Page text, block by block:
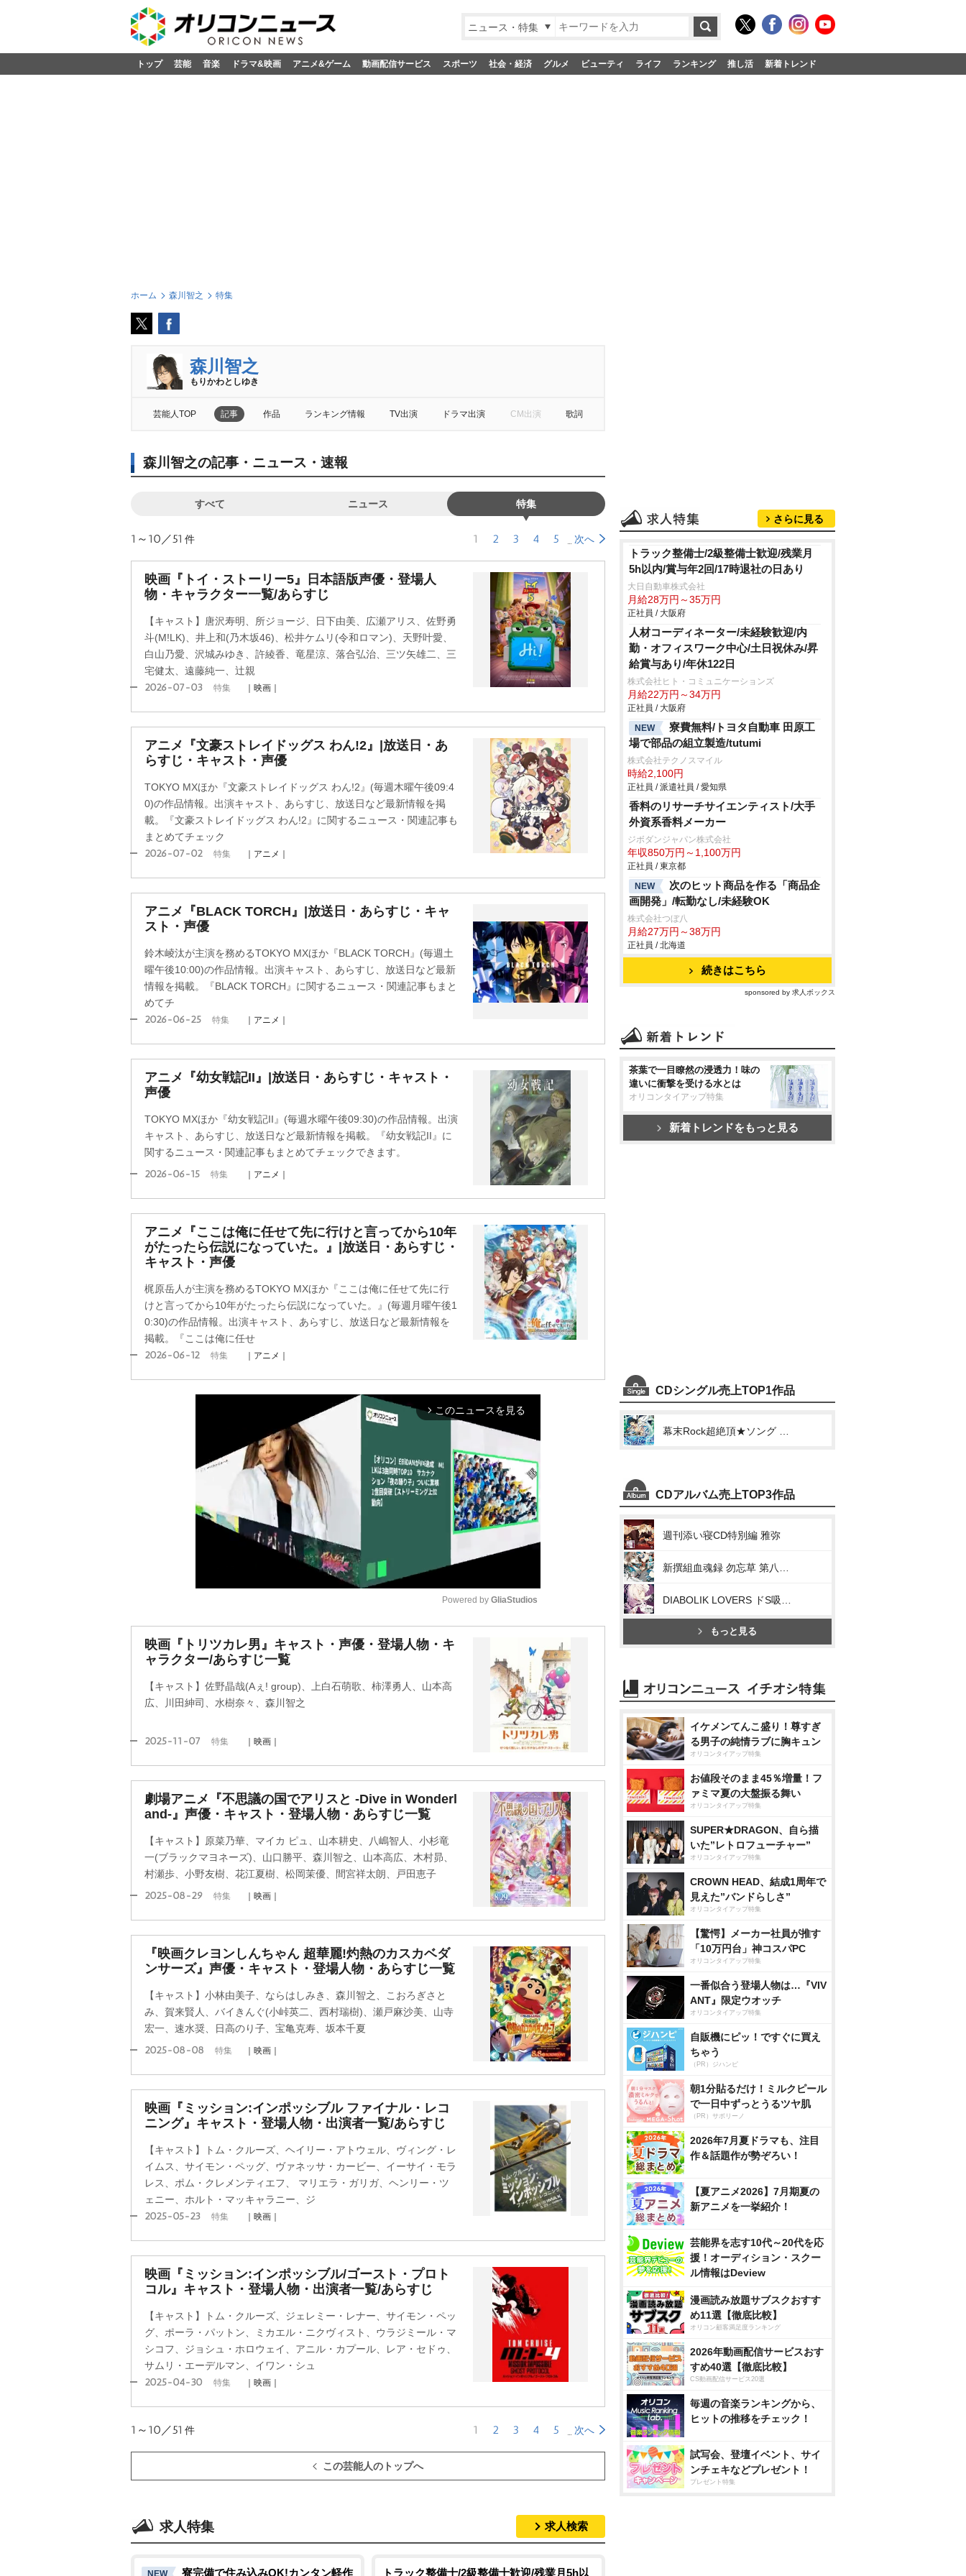
ニュース・特集
トップ 芸能 音楽 ドラマ&映画 アニメ&ゲーム 動画配信サービス スポーツ 社会・経済 グルメ ビューティ ライフ ランキング 推し活 新着トレンド
ホーム 森川智之 特集
森川智之
もりかわとしゆき
芸能人TOP 記事 作品 ランキング情報 TV出演 ドラマ出演 CM出演 歌詞
森川智之の記事・ニュース・速報
すべて ニュース 特集
1～10／51 件 1 2 3 4 5 次へ
映画『トイ・ストーリー5』日本語版声優・登場人
物・キャラクター一覧/あらすじ
【キャスト】唐沢寿明、所ジョージ、日下由美、広瀬アリス、佐野勇
斗(M!LK)、井上和(乃木坂46)、松井ケムリ(令和ロマン)、天野叶愛、
白山乃愛、沢城みゆき、許綾香、竜星涼、落合弘治、三ツ矢雄二、三
宅健太、遠藤純一、辻親
2026-07-03 特集 ｜映画｜
アニメ『文豪ストレイドッグス わん!2』|放送日・あ
らすじ・キャスト・声優
TOKYO MXほか『文豪ストレイドッグス わん!2』(毎週木曜午後09:4
0)の作品情報。出演キャスト、あらすじ、放送日など最新情報を掲
載。『文豪ストレイドッグス わん!2』に関するニュース・関連記事も
まとめてチェック
2026-07-02 特集 ｜アニメ｜
アニメ『BLACK TORCH』|放送日・あらすじ・キャ
スト・声優
鈴木崚汰が主演を務めるTOKYO MXほか『BLACK TORCH』(毎週土
曜午後10:00)の作品情報。出演キャスト、あらすじ、放送日など最新
情報を掲載。『BLACK TORCH』に関するニュース・関連記事もまと
めてチ
2026-06-25 特集 ｜アニメ｜
アニメ『幼女戦記II』|放送日・あらすじ・キャスト・
声優
TOKYO MXほか『幼女戦記II』(毎週水曜午後09:30)の作品情報。出演
キャスト、あらすじ、放送日など最新情報を掲載。『幼女戦記II』に
関するニュース・関連記事もまとめてチェックできます。
2026-06-15 特集 ｜アニメ｜
アニメ『ここは俺に任せて先に行けと言ってから10年
がたったら伝説になっていた。』|放送日・あらすじ・
キャスト・声優
梶原岳人が主演を務めるTOKYO MXほか『ここは俺に任せて先に行
けと言ってから10年がたったら伝説になっていた。』(毎週月曜午後1
0:30)の作品情報。出演キャスト、あらすじ、放送日など最新情報を
掲載。『ここは俺に任せ
2026-06-12 特集 ｜アニメ｜
arrow_forward_ios このニュースを見る
Powered by GliaStudios
映画『トリツカレ男』キャスト・声優・登場人物・キ
ャラクター/あらすじ一覧
【キャスト】佐野晶哉(Aぇ! group)、上白石萌歌、柿澤勇人、山本高
広、川田紳司、水樹奈々、森川智之
2025-11-07 特集 ｜映画｜
劇場アニメ『不思議の国でアリスと -Dive in Wonderl
and-』声優・キャスト・登場人物・あらすじ一覧
【キャスト】原菜乃華、マイカ ピュ、山本耕史、八嶋智人、小杉竜
一(ブラックマヨネーズ)、山口勝平、森川智之、山本高広、木村昴、
村瀬歩、小野友樹、花江夏樹、松岡茉優、間宮祥太朗、戸田恵子
2025-08-29 特集 ｜映画｜
『映画クレヨンしんちゃん 超華麗!灼熱のカスカベダ
ンサーズ』声優・キャスト・登場人物・あらすじ一覧
【キャスト】小林由美子、ならはしみき、森川智之、こおろぎさと
み、賀来賢人、バイきんぐ(小峠英二、西村瑞樹)、瀬戸麻沙美、山寺
宏一、速水奨、日高のり子、宝亀克寿、坂本千夏
2025-08-08 特集 ｜映画｜
映画『ミッション:インポッシブル ファイナル・レコ
ニング』キャスト・登場人物・出演者一覧/あらすじ
【キャスト】トム・クルーズ、ヘイリー・アトウェル、ヴィング・レ
イムス、サイモン・ペッグ、ヴァネッサ・カービー、イーサイ・モラ
レス、ポム・クレメンティエフ、 マリエラ・ガリガ、ヘンリー・ツ
ェニー、ホルト・マッキャラニー、ジ
2025-05-23 特集 ｜映画｜
映画『ミッション:インポッシブル/ゴースト・プロト
コル』キャスト・登場人物・出演者一覧/あらすじ
【キャスト】トム・クルーズ、ジェレミー・レナー、サイモン・ペッ
グ、ポーラ・パットン、ミカエル・ニクヴィスト、ウラジミール・マ
シコフ、ジョシュ・ホロウェイ、アニル・カプール、レア・セドゥ、
サムリ・エーデルマン、イワン・シュ
2025-04-30 特集 ｜映画｜
1～10／51 件 1 2 3 4 5 次へ
この芸能人のトップへ
求人特集 求人検索
NEW 寮完備で住み込みOK!カンタン軽作 トラック整備士/2級整備士歓迎/残業月5h以
さらに見る
トラック整備士/2級整備士歓迎/残業月
5h以内/賞与年2回/17時退社の日あり
大日自動車株式会社
月給28万円～35万円
正社員 / 大阪府
人材コーディネーター/未経験歓迎/内
勤・オフィスワーク中心/土日祝休み/昇
給賞与あり/年休122日
株式会社ヒト・コミュニケーションズ
月給22万円～34万円
正社員 / 大阪府
NEW
寮費無料/トヨタ自動車 田原工
場で部品の組立製造/tutumi
株式会社テクノスマイル
時給2,100円
正社員 / 派遣社員 / 愛知県
香料のリサーチサイエンティスト/大手
外資系香料メーカー
ジボダンジャパン株式会社
年収850万円～1,100万円
正社員 / 東京都
NEW
次のヒット商品を作る「商品企
画開発」/転勤なし/未経験OK
株式会社つぼ八
月給27万円～38万円
正社員 / 北海道
続きはこちら
sponsored by 求人ボックス
茶葉で一目瞭然の浸透力！味の
違いに衝撃を受ける水とは
オリコンタイアップ特集
新着トレンドをもっと見る
CDシングル売上TOP1作品
CDアルバム売上TOP3作品
週刊添い寝CD特別編 雅弥
もっと見る
イケメンてんこ盛り！尊すぎ
る男子の純情ラブに胸キュン
オリコンタイアップ特集
お値段そのまま45％増量！フ
ァミマ夏の大盤振る舞い
オリコンタイアップ特集
SUPER★DRAGON、自ら描
いた”レトロフューチャー”
オリコンタイアップ特集
CROWN HEAD、結成1周年で
見えた”バンドらしさ”
オリコンタイアップ特集
【驚愕】メーカー社員が推す
「10万円台」神コスパPC
オリコンタイアップ特集
一番似合う登場人物は…『VIV
ANT』限定ウオッチ
オリコンタイアップ特集
自販機にピッ！ですぐに買え
ちゃう
（PR）ジハンピ
朝1分貼るだけ！ミルクピール
で一日中ずっとうるツヤ肌
（PR）サボリーノ
2026年7月夏ドラマも、注目
作＆話題作が勢ぞろい！
【夏アニメ2026】7月期夏の
新アニメを一挙紹介！
芸能界を志す10代～20代を応
援！オーディション・スクー
ル情報はDeview
漫画読み放題サブスクおすす
め11選【徹底比較】
オリコン顧客満足度ランキング
2026年動画配信サービスおす
すめ40選【徹底比較】
CS動画配信サービス20選
毎週の音楽ランキングから、
ヒットの推移をチェック！
試写会、登壇イベント、サイ
ンチェキなどプレゼント！
プレゼント特集